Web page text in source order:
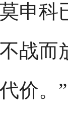
申科
战
价。”